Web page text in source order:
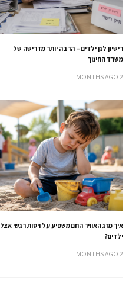
רישיון לגן ילדים – הרבה יותר מדרישה של
משרד החינוך
2 MONTHS AGO
איך מזג האוויר החם משפיע על ויסות רגשי אצל
ילדים?
2 MONTHS AGO